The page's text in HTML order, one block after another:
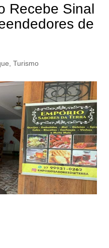
Recebe Sinal
de
Turismo